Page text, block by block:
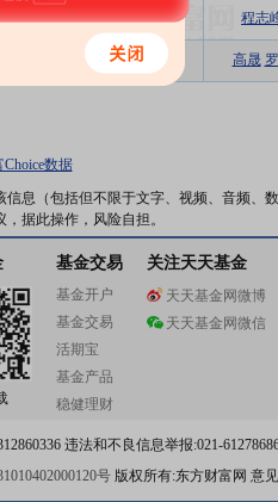
增持 维持 程志
维持 高晟
数据
息（包括但不限于文字、视频、音频、
据此操作，风险自担。
基金交易
基金开户
基金交易
活期宝
基金产品
稳健理财
关注天天基金
天天基金网微博
天天基金网微信
违法和不良信息举报:021-
号版权所有:东方财富网 意